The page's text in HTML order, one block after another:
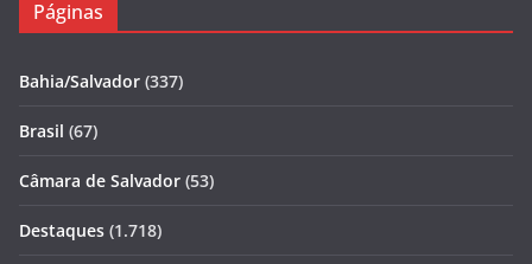
Páginas
Bahia/Salvador (337)
Brasil (67)
Câmara de Salvador (53)
Destaques (1.718)